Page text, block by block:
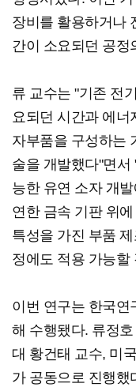
장비를 활용하거나
간이 소요되던 공정
류 교수는 "기존 전
요되던 시간과 에너
자부품을 구성하는
술을 개발했다"면서
능한 유연 소자 개
연한 금속 기판 위
특성을 가진 부품
정에도 적용 가능할
이번 연구는 한국연
해 수행됐다. 류정
대 황건태 교수, 미
가 공동으로 진행했